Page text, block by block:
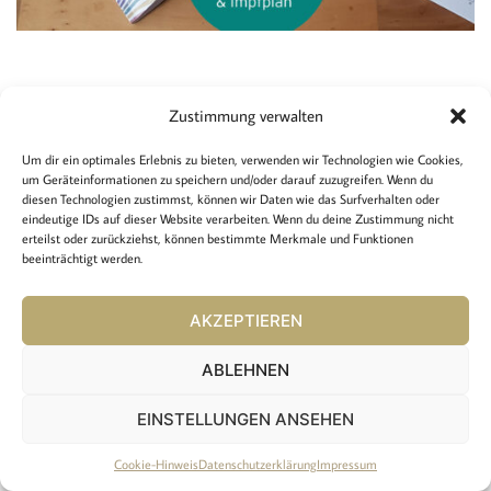
Zustimmung verwalten
Um dir ein optimales Erlebnis zu bieten, verwenden wir Technologien wie Cookies,
um Geräteinformationen zu speichern und/oder darauf zuzugreifen. Wenn du
diesen Technologien zustimmst, können wir Daten wie das Surfverhalten oder
eindeutige IDs auf dieser Website verarbeiten. Wenn du deine Zustimmung nicht
erteilst oder zurückziehst, können bestimmte Merkmale und Funktionen
beeinträchtigt werden.
AKZEPTIEREN
ABLEHNEN
EINSTELLUNGEN ANSEHEN
Cookie-HinweisDatenschutzerklärungImpressum
Impressum
Cookie-Hinweis
Datenschutzerklärung
Copyright:
2024 Kreative Bücher / SCHÖNdesign